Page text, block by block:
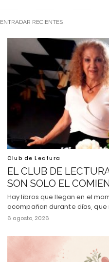
ENTRADAR RECIENTES
Club de Lectura
EL CLUB DE
SON SOLO EL
Hay libros que llegan en el
acompañan durante días,
6 agosto, 2026